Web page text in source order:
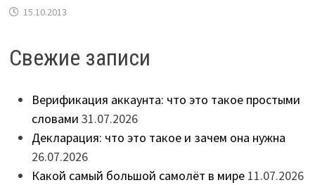
15.10.2013
Свежие записи
Верификация аккаунта: что это такое простыми
словами 31.07.2026
Декларация: что это такое и зачем она нужна
26.07.2026
Какой самый большой самолёт в мире 11.07.2026